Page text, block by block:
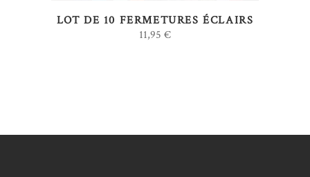
LOT DE 10 FERMETURES ÉCLAIRS
11,95 €